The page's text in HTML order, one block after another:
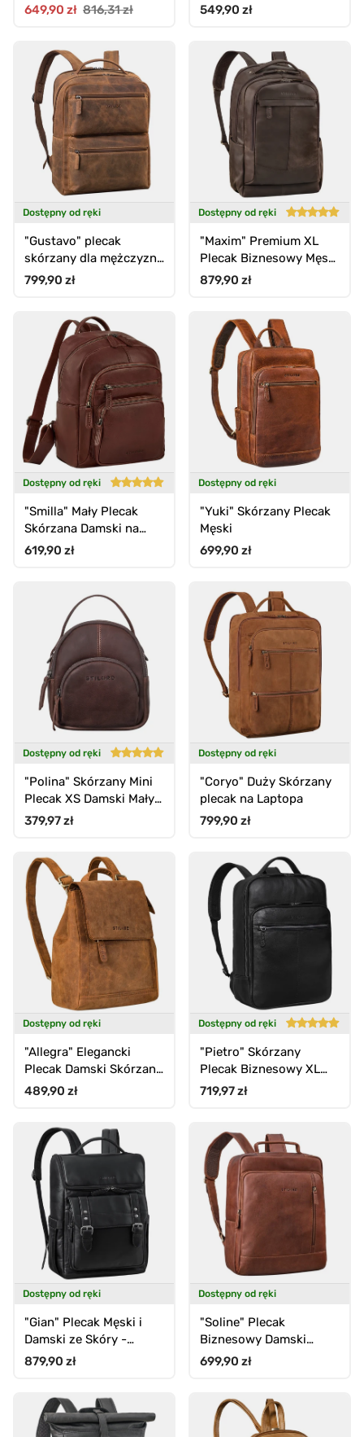
Cena promocyjna
649,90 zł Cena standardowa
816,31 zł
Cena standardowa
549,90 zł
Dostępny od ręki
"Gustavo" plecak
skórzany dla mężczyzn i
kobiet na laptopa 15 - 16
Cena standardowa
799,90 zł
Dostępny od ręki
"Maxim" Premium XL
Plecak Biznesowy Męski
Skórzany Vintage 17" do
Cena standardowa
879,90 zł
Dostępny od ręki
"Smilla" Mały Plecak
Skórzana Damski na
Tablet 13 Calí
Cena standardowa
619,90 zł
Dostępny od ręki
"Yuki" Skórzany Plecak
Męski
Cena standardowa
699,90 zł
Dostępny od ręki
"Polina" Skórzany Mini
Plecak XS Damski Mały
Rucksack Miejski
Cena standardowa
379,97 zł
Dostępny od ręki
"Coryo" Duży Skórzany
plecak na Laptopa
Cena standardowa
799,90 zł
Dostępny od ręki
"Allegra" Elegancki
Plecak Damski Skórzany
Mały Vintage Torebka
Cena standardowa
489,90 zł
Dostępny od ręki
"Pietro" Skórzany
Plecak Biznesowy XL
Vintage Na Laptop 15.6
Cena standardowa
719,97 zł
Dostępny od ręki
"Gian" Plecak Męski i
Damski ze Skóry -
Idealny na Laptopy do
Cena standardowa
879,90 zł
Dostępny od ręki
"Soline" Plecak
Biznesowy Damski
Skórzany 15,6 - 16 Cali
Cena standardowa
699,90 zł